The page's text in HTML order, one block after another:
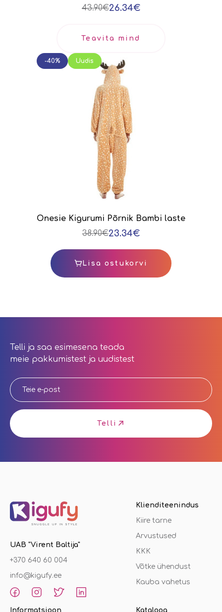
43.90€26.34€
Teavita mind
-40% Uudis
Onesie Kigurumi Põrnik Bambi laste
38.90€23.34€
Lisa ostukorvi
Telli ja saa esimesena teada
meie pakkumistest ja uudistest
Telli
UAB "Virent Baltija"
+370 640 60 004
info@kigufy.ee
Klienditeenindus
Kiire tarne
Arvustused
KKK
Võtke ühendust
Kauba vahetus
Informatsioon Kataloog